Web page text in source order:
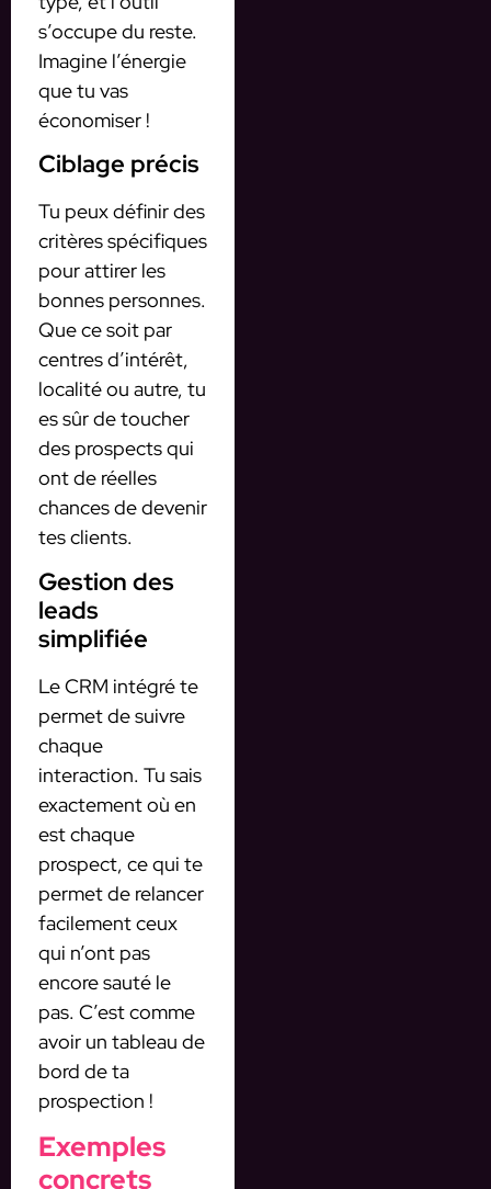
s’occupe du reste.
Imagine l’énergie
que tu vas
économiser !
Ciblage précis
Tu peux définir des
critères spécifiques
pour attirer les
bonnes personnes.
Que ce soit par
centres d’intérêt,
localité ou autre, tu
es sûr de toucher
des prospects qui
ont de réelles
chances de devenir
tes clients.
Gestion des
leads
simplifiée
Le CRM intégré te
permet de suivre
chaque
interaction. Tu sais
exactement où en
est chaque
prospect, ce qui te
permet de relancer
facilement ceux
qui n’ont pas
encore sauté le
pas. C’est comme
avoir un tableau de
bord de ta
prospection !
Exemples
concrets